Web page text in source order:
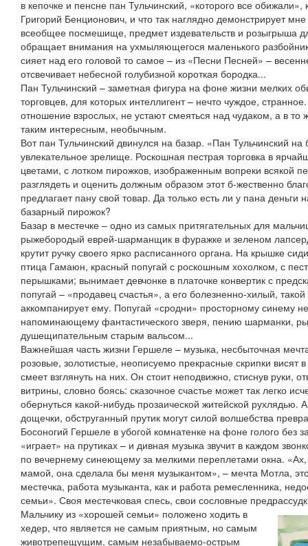
в кепочке и пенсне пан Тульчинский, «которого все
Григорий Бенционович, и что так наглядно демонстрирует
всеобщее посмешище, предмет издевательств и розыгрыша
обращает внимания на ухмыляющегося маленького
сияет над его головой то самое – из «Песни Песней» –
отсвечивает небесной голубизной короткая бородка...
Пан Тульчинский – заметная фигура на фоне жизни мелких
торговцев, для которых интеллигент – нечто чуждое,
отношение взрослых, не устают смеяться над чудаком, а в
таким интересным, необычным.
Вот пан Тульчинский двинулся на базар. «Пан Тульчинский
увлекательное зрелище. Роскошная пестрая торговка в
цветами, с лотком пирожков, изображенным вопреки всякой
разглядеть и оценить должным образом этот б-жественно
предлагает пану свой товар. Да только есть ли у пана деньги
базарный пирожок?
Базар в местечке – одно из самых притягательных для
рыжебородый еврей-шарманщик в фуражке и зеленом
крутит ручку своего ярко расписанного органа. На крышке
птица Гамаюн, красный попугай с роскошным хохолком, с
перышками; вынимает девчонке в платочке конвертик с
попугай – «продавец счастья», а его болезненно-хилый,
аккомпанирует ему. Попугай «сродни» просторному синему
напоминающему фантастического зверя, пению шарманки,
душещипательным старым вальсом...
Важнейшая часть жизни Гершеле – музыка, несбыточная
розовые, золотистые, неописуемо прекрасные скрипки висят
смеет взглянуть на них. Он стоит неподвижно, стиснув руки,
витрины, словно боясь: сказочное счастье может так легко
обернуться какой-нибудь прозаической житейской рухлядью.
дощечки, обструганный прутик могут силой волшебства
Босоногий Гершеле в убогой комнатенке на фоне голого без
«играет» на прутиках – и дивная музыка звучит в каждом
по вечернему синеющему за мелкими переплетами окна.
мамой, она сделала бы меня музыкантом», – мечта Мотла,
местечка, работа музыканта, как и работа ремесленника,
семьи». Своя местечковая спесь, свои сословные
Мальчику из «хорошей семьи» положено ходить в
хедер, что является не самым приятным, но самым
животрепещущим, самым незабываемо-острым